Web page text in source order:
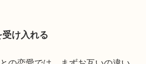
け入れる